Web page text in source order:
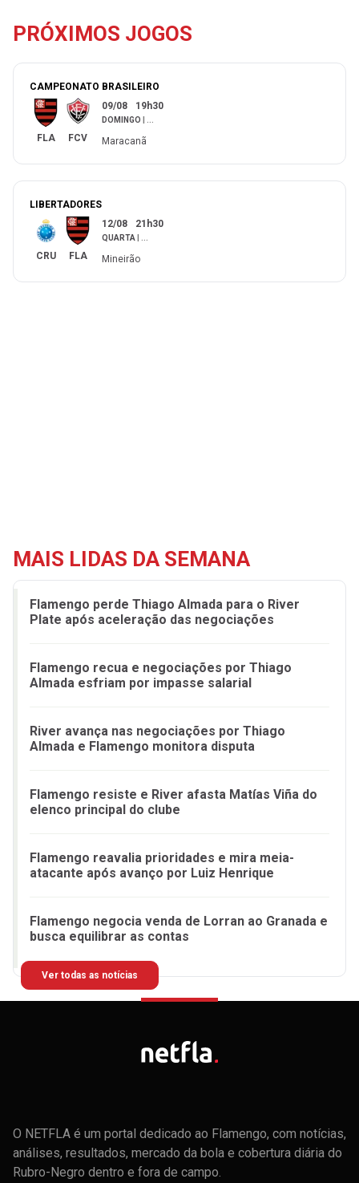
PRÓXIMOS JOGOS
CAMPEONATO BRASILEIRO
FLA FCV
09/08 19h30
DOMINGO
Maracanã
LIBERTADORES
CRU FLA
12/08 21h30
QUARTA
Mineirão
MAIS LIDAS DA SEMANA
Flamengo perde Thiago Almada para o River
Plate após aceleração das negociações
Flamengo recua e negociações por Thiago
Almada esfriam por impasse salarial
River avança nas negociações por Thiago
Almada e Flamengo monitora disputa
Flamengo resiste e River afasta Matías Viña do
elenco principal do clube
Flamengo reavalia prioridades e mira meia-
atacante após avanço por Luiz Henrique
Flamengo negocia venda de Lorran ao Granada e
busca equilibrar as contas
Ver todas as notícias
O NETFLA é um portal dedicado ao Flamengo, com notícias,
análises, resultados, mercado da bola e cobertura diária do
Rubro-Negro dentro e fora de campo.